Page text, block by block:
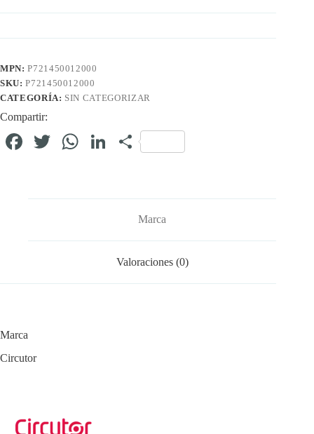
MPN:P721450012000
SKU:P721450012000
CATEGORÍA: SIN CATEGORIZAR
Compartir:
Fa T
W
Li C
pa
rti
r
Marca
Valoraciones (0)
Marca
Circutor